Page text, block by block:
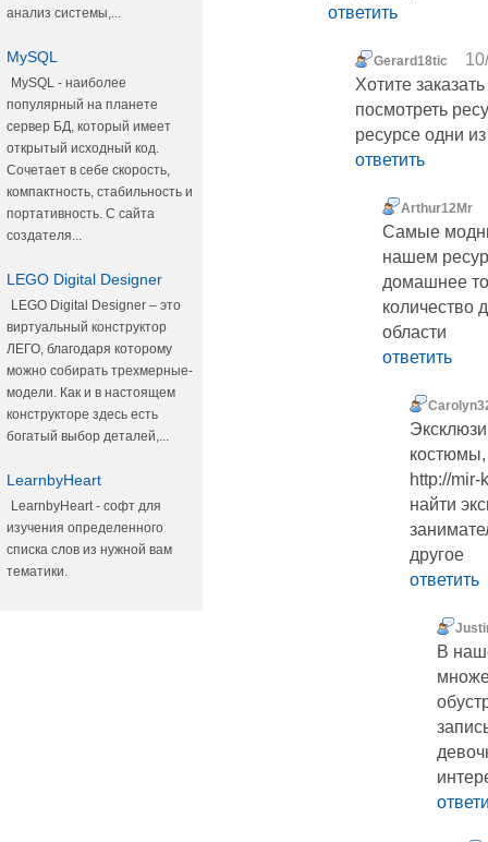
анализ системы,...
MySQL
MySQL - наиболее
популярный на планете
сервер БД, который имеет
открытый исходный код.
Сочетает в себе скорость,
компактность, стабильность и
портативность. С сайта
создателя...
LEGO Digital Designer
LEGO Digital Designer – это
виртуальный конструктор
ЛЕГО, благодаря которому
можно собирать трехмерные-
модели. Как и в настоящем
конструкторе здесь есть
богатый выбор деталей,...
LearnbyHeart
LearnbyHeart - софт для
изучения определенного
списка слов из нужной вам
тематики.
ответить
Gerard18tic
Хотите
посмотреть
ресурсе одни
ответить
Arthur12Mr
Самые
нашем
домашнее
количество
области
ответить
http://
найти
другое
ответить
В